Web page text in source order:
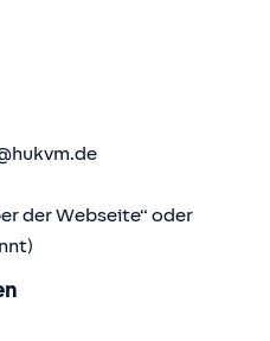
der Webseite“ oder